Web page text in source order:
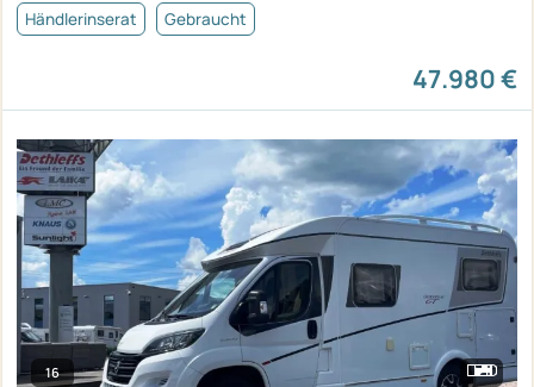
Händlerinserat Gebraucht
47.980 €
16